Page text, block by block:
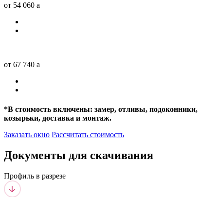
от 54 060 a
от 67 740 a
*В стоимость включены: замер, отливы, подоконники,
козырьки, доставка и монтаж.
Заказать окно Рассчитать стоимость
Документы для скачивания
Профиль в разрезе